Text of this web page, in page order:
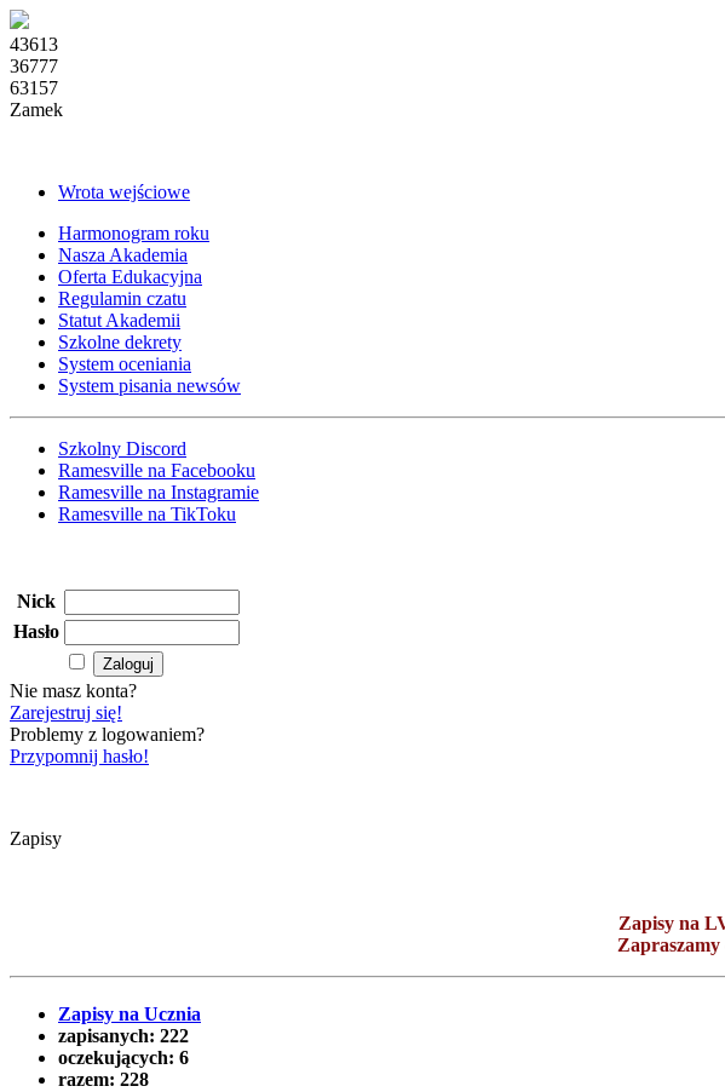
43613
36777
63157
Zamek
Wrota wejściowe
Harmonogram roku
Nasza Akademia
Oferta Edukacyjna
Regulamin czatu
Statut Akademii
Szkolne dekrety
System oceniania
System pisania newsów
Szkolny Discord
Ramesville na Facebooku
Ramesville na Instagramie
Ramesville na TikToku
Nick
Hasło
Nie masz konta?
Zarejestruj się!
Problemy z logowaniem?
Przypomnij hasło!
Zapisy
Zapisy na
Zapisy na Ucznia
zapisanych: 222
oczekujących: 6
razem: 228